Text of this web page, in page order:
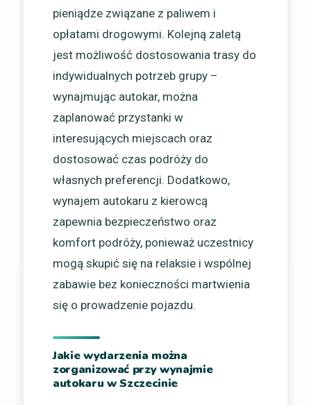
pieniądze związane z paliwem i
opłatami drogowymi. Kolejną zaletą
jest możliwość dostosowania trasy do
indywidualnych potrzeb grupy –
wynajmując autokar, można
zaplanować przystanki w
interesujących miejscach oraz
dostosować czas podróży do
własnych preferencji. Dodatkowo,
wynajem autokaru z kierowcą
zapewnia bezpieczeństwo oraz
komfort podróży, ponieważ uczestnicy
mogą skupić się na relaksie i wspólnej
zabawie bez konieczności martwienia
się o prowadzenie pojazdu.
Jakie wydarzenia można
zorganizować przy wynajmie
autokaru w Szczecinie